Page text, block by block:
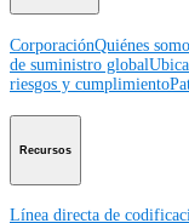
CorporaciónQuiénes
de suministro global
riesgos y cumplimiento
Recursos
Línea directa de